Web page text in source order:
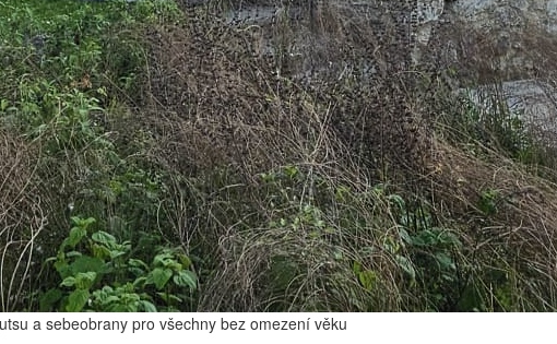
a sebeobrany pro všechny bez omezení věku